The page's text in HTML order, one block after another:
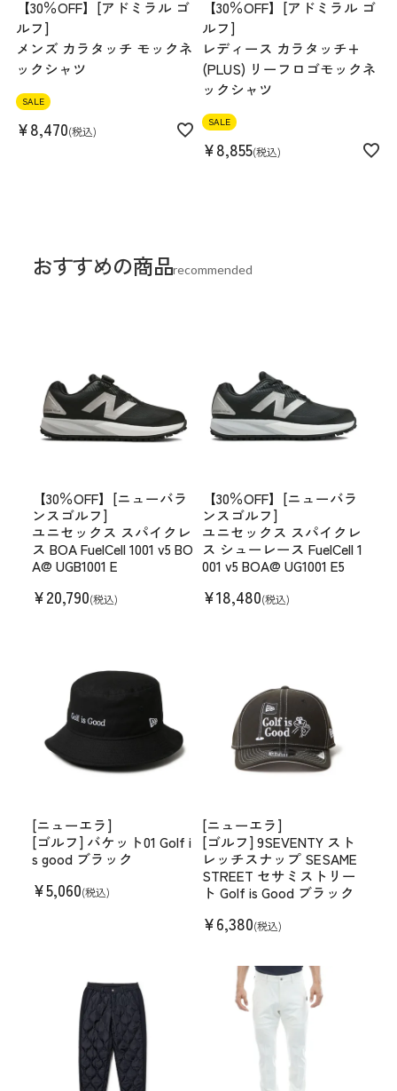
【30％OFF】[アドミラル ゴ
ルフ]
メンズ カラタッチ モックネ
ックシャツ
SALE
¥8,470 税込
【30％OFF】[アドミラル ゴ
ルフ]
レディース カラタッチ+
(PLUS) リーフロゴモックネ
ックシャツ
SALE
¥8,855 税込
おすすめの商品recommended
【30％OFF】[ニューバラ
ンスゴルフ]
ユニセックス スパイクレ
ス BOA FuelCell 1001 v5 BO
A@ UGB1001 E
¥20,790(税込)
【30％OFF】[ニューバラ
ンスゴルフ]
ユニセックス スパイクレ
ス シューレース FuelCell 1
001 v5 BOA@ UG1001 E5
¥18,480(税込)
[ニューエラ]
[ゴルフ] バケット01 Golf i
s good ブラック
¥5,060(税込)
[ニューエラ]
[ゴルフ] 9SEVENTY スト
レッチスナップ SESAME
STREET セサミストリー
ト Golf is Good ブラック
¥6,380(税込)